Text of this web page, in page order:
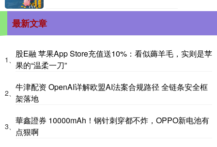
最新文章
1、
股E融 苹果App Store充值送10%：看似薅羊毛，实则是苹
果的“温柔一刀”
2、
牛津配资 OpenAI详解欧盟AI法案合规路径 全链条安全框
架落地
3、
華鑫證券 10000mAh！钢针刺穿都不炸，OPPO新电池有
点狠啊